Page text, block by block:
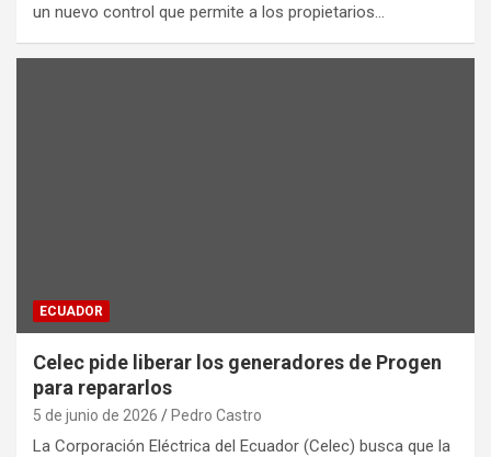
un nuevo control que permite a los propietarios…
ECUADOR
Celec pide liberar los generadores de Progen
para repararlos
5 de junio de 2026 Pedro Castro
La Corporación Eléctrica del Ecuador (Celec) busca que la